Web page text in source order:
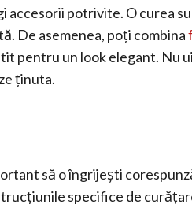
accesorii potrivite. O curea
De asemenea, poți combina
pentru un look elegant. Nu
ținuta.
să o îngrijești
specifice de